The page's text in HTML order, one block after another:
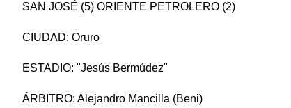
SAN JOSÉ (5) ORIENTE PETROLERO (2)
CIUDAD: Oruro
ESTADIO: "Jesús Bermúdez"
ÁRBITRO: Alejandro Mancilla (Beni)